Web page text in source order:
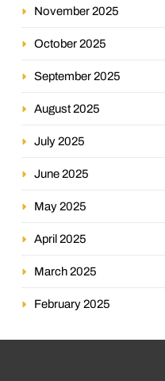
November 2025
October 2025
September 2025
August 2025
July 2025
June 2025
May 2025
April 2025
March 2025
February 2025